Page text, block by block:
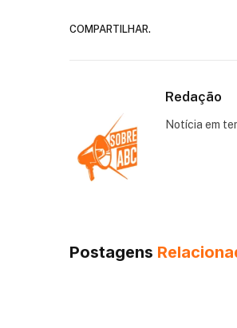
COMPARTILHAR.
Redação
Notícia em
Postagens